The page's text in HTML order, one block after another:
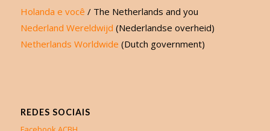
Holanda e você / The Netherlands and you
Nederland Wereldwijd (Nederlandse overheid)
Netherlands Worldwide (Dutch government)
REDES SOCIAIS